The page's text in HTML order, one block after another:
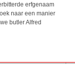
erfgenaam
naar een manier
butler Alfred